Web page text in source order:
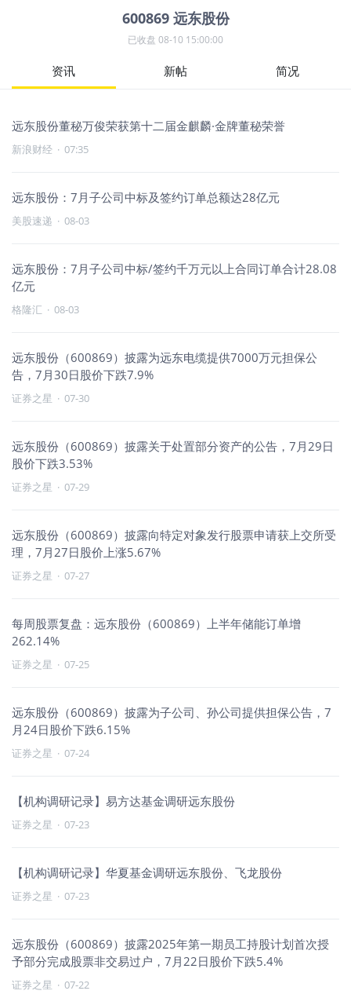
600869 远东股份
已收盘 08-10 15:00:00
资讯 新帖 简况
远东股份董秘万俊荣获第十二届金麒麟·金牌董秘荣誉
新浪财经 · 07:35
远东股份：7月子公司中标及签约订单总额达28亿元
美股速递 · 08-03
远东股份：7月子公司中标/签约千万元以上合同订单合计28.08
亿元
格隆汇 · 08-03
远东股份（600869）披露为远东电缆提供7000万元担保公
告，7月30日股价下跌7.9%
证券之星 · 07-30
远东股份（600869）披露关于处置部分资产的公告，7月29日
股价下跌3.53%
证券之星 · 07-29
远东股份（600869）披露向特定对象发行股票申请获上交所受
理，7月27日股价上涨5.67%
证券之星 · 07-27
每周股票复盘：远东股份（600869）上半年储能订单增
262.14%
证券之星 · 07-25
远东股份（600869）披露为子公司、孙公司提供担保公告，7
月24日股价下跌6.15%
证券之星 · 07-24
【机构调研记录】易方达基金调研远东股份
证券之星 · 07-23
【机构调研记录】华夏基金调研远东股份、飞龙股份
证券之星 · 07-23
远东股份（600869）披露2025年第一期员工持股计划首次授
予部分完成股票非交易过户，7月22日股价下跌5.4%
证券之星 · 07-22